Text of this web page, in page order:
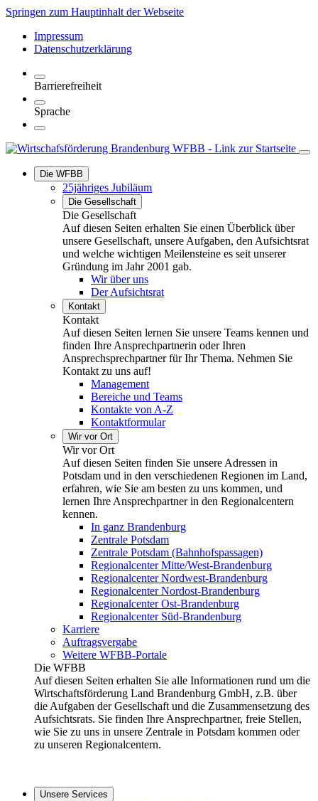
Springen zum Hauptinhalt der Webseite
Impressum
Datenschutzerklärung
Barrierefreiheit
Sprache
Die WFBB
25jähriges Jubiläum
Die Gesellschaft
Die Gesellschaft
Auf diesen Seiten erhalten Sie einen Überblick über
unsere Gesellschaft, unsere Aufgaben, den Aufsichtsrat
und welche wichtigen Meilensteine es seit unserer
Gründung im Jahr 2001 gab.
Wir über uns
Der Aufsichtsrat
Kontakt
Kontakt
Auf diesen Seiten lernen Sie unsere Teams kennen und
finden Ihre Ansprechpartnerin oder Ihren
Ansprechsprechpartner für Ihr Thema. Nehmen Sie
Kontakt zu uns auf!
Management
Bereiche und Teams
Kontakte von A-Z
Kontaktformular
Wir vor Ort
Wir vor Ort
Auf diesen Seiten finden Sie unsere Adressen in
Potsdam und in den verschiedenen Regionen im Land,
erfahren, wie Sie am besten zu uns kommen, und
lernen Ihre Ansprechpartner in den Regionalcentern
kennen.
In ganz Brandenburg
Zentrale Potsdam
Zentrale Potsdam (Bahnhofspassagen)
Regionalcenter Mitte/West-Brandenburg
Regionalcenter Nordwest-Brandenburg
Regionalcenter Nordost-Brandenburg
Regionalcenter Ost-Brandenburg
Regionalcenter Süd-Brandenburg
Karriere
Auftragsvergabe
Weitere WFBB-Portale
Die WFBB
Auf diesen Seiten erhalten Sie alle Informationen rund um die
Wirtschaftsförderung Land Brandenburg GmbH, z.B. über
die Aufgaben der Gesellschaft und die Zusammensetzung des
Aufsichtsrats. Sie finden Ihre Ansprechpartner, freie Stellen,
wie Sie zu uns in unsere Zentrale in Potsdam kommen oder
zu unseren Regionalcentern.
Unsere Services